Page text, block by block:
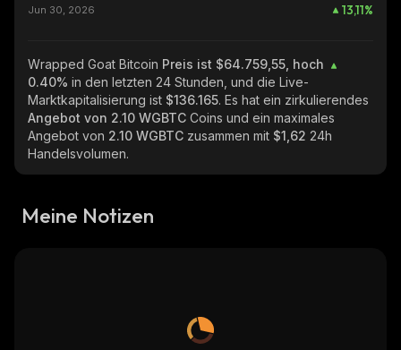
Jun 30, 2026 13,11%
Wrapped Goat Bitcoin Preis ist $64.759,55, hoch
0.40% in den letzten 24 Stunden, und die Live-
Marktkapitalisierung ist $136.165. Es hat ein zirkulierendes
Angebot von 2.10 WGBTC Coins und ein maximales
Angebot von 2.10 WGBTC zusammen mit $1,62 24h
Handelsvolumen.
Meine Notizen